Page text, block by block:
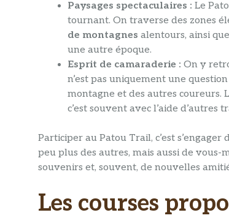
Paysages spectaculaires : Le
tournant. On traverse des zones
de montagnes alentours, ainsi
une autre époque.
Esprit de camaraderie : On y
n’est pas uniquement une
montagne et des autres coureurs.
c’est souvent avec l’aide
Participer au Patou Trail, c’est s’engager
peu plus des autres, mais aussi de vous-
souvenirs et, souvent, de nouvelles
Les courses